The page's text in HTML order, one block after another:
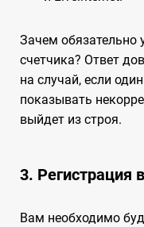
Зачем обязательно
счетчика? Ответ
на случай, если
показывать
выйдет из строя.
3. Регистрация
Вам необходимо